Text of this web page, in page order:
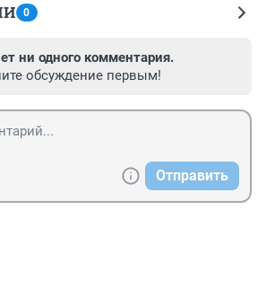
0
ни одного комментария.
обсуждение первым!
Отправить